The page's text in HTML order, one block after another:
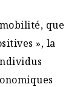
que
», la